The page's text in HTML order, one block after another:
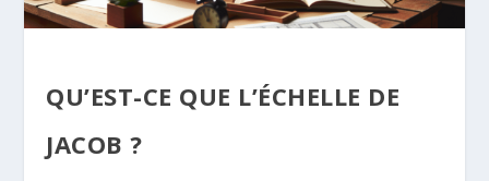
QU’EST-CE QUE L’ÉCHELLE DE
JACOB ?